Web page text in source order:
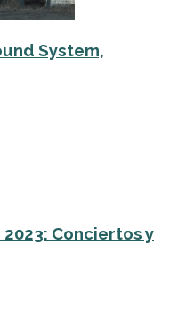
System,
Conciertos y